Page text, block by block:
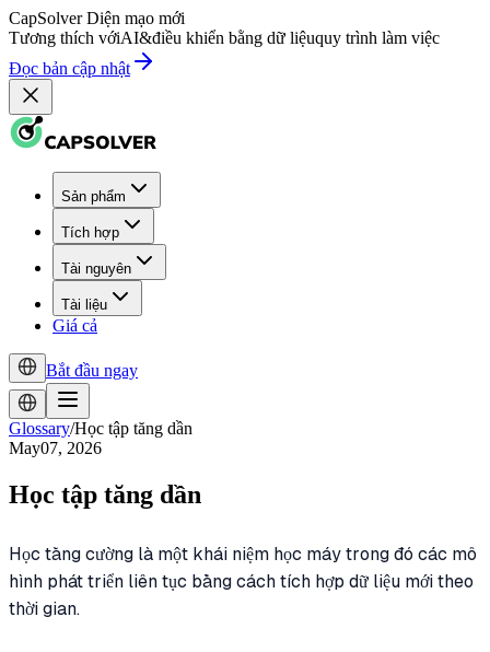
CapSolver Diện mạo mới
Tương thích vớiAI&điều khiển bằng dữ liệuquy trình làm việc
Đọc bản cập nhật
Sản phẩm
Tích hợp
Tài nguyên
Tài liệu
Giá cả
Bắt đầu ngay
Glossary/Học tập tăng dần
May07, 2026
Học tập tăng dần
Học tăng cường là một khái niệm học máy trong đó các mô
hình phát triển liên tục bằng cách tích hợp dữ liệu mới theo
thời gian.